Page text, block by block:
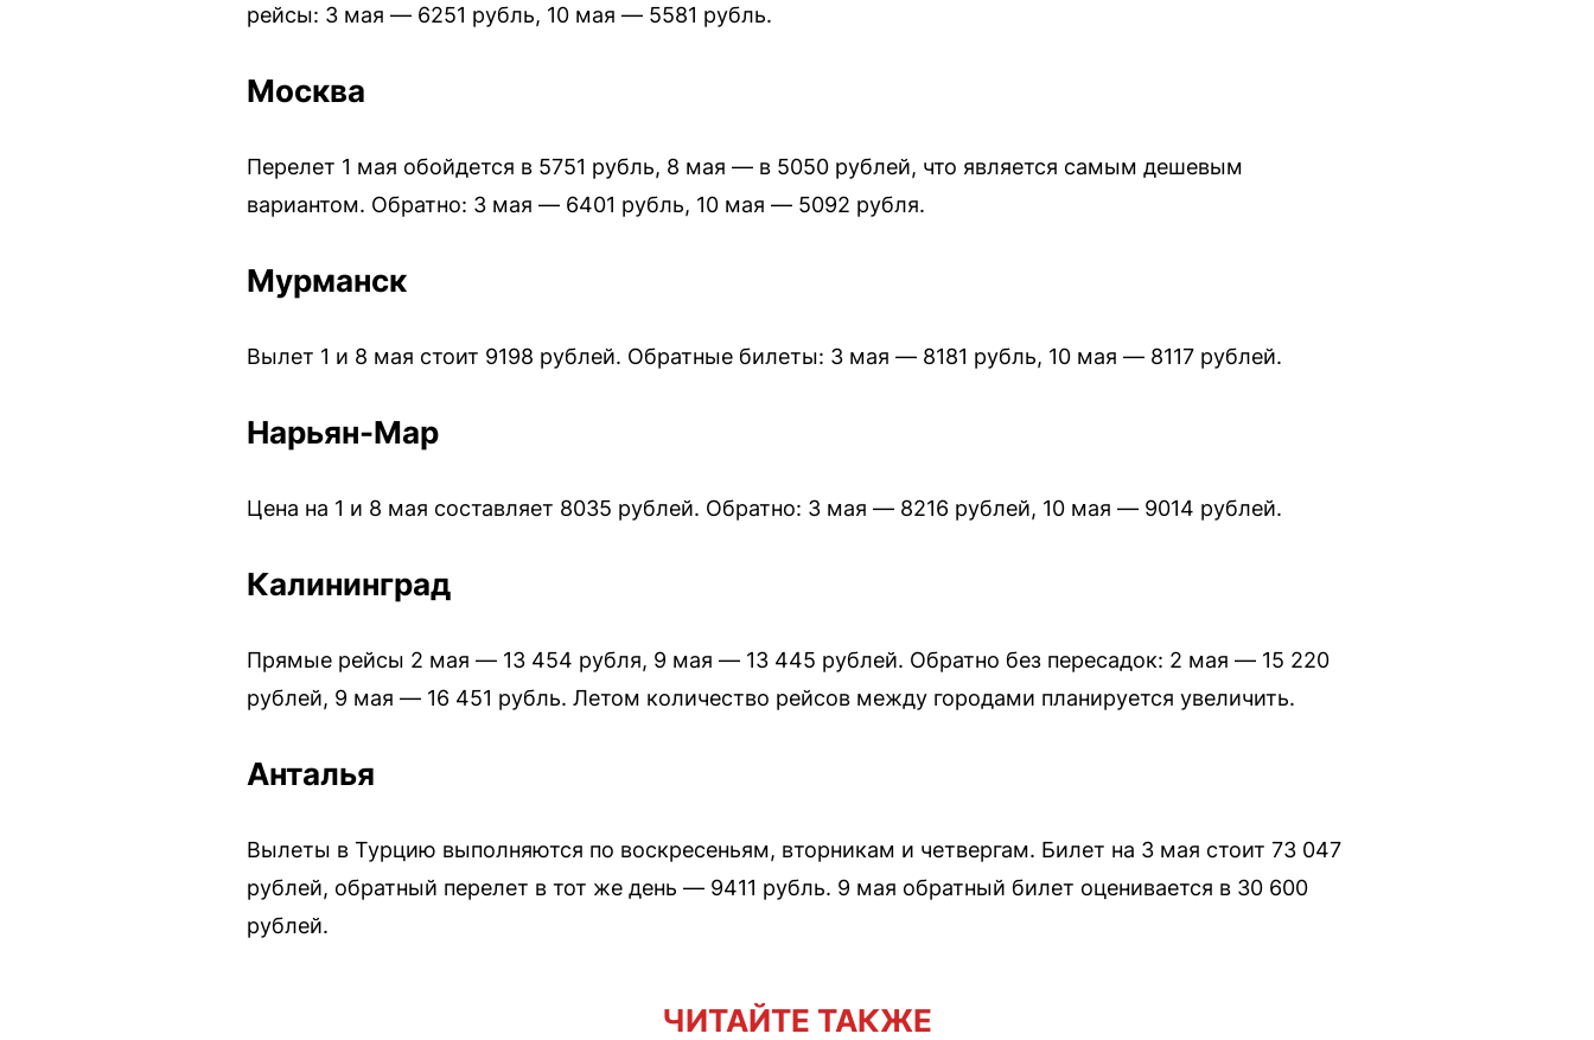
рейсы: 3 мая — 6251 рубль, 10 мая — 5581 рубль.
Москва
Перелет 1 мая обойдется в 5751 рубль, 8 мая — в 5050 рублей, что является самым дешевым
вариантом. Обратно: 3 мая — 6401 рубль, 10 мая — 5092 рубля.
Мурманск
Вылет 1 и 8 мая стоит 9198 рублей. Обратные билеты: 3 мая — 8181 рубль, 10 мая — 8117 рублей.
Нарьян-Мар
Цена на 1 и 8 мая составляет 8035 рублей. Обратно: 3 мая — 8216 рублей, 10 мая — 9014 рублей.
Калининград
Прямые рейсы 2 мая — 13 454 рубля, 9 мая — 13 445 рублей. Обратно без пересадок: 2 мая — 15 220
рублей, 9 мая — 16 451 рубль. Летом количество рейсов между городами планируется увеличить.
Анталья
Вылеты в Турцию выполняются по воскресеньям, вторникам и четвергам. Билет на 3 мая стоит 73 047
рублей, обратный перелет в тот же день — 9411 рубль. 9 мая обратный билет оценивается в 30 600
рублей.
ЧИТАЙТЕ ТАКЖЕ